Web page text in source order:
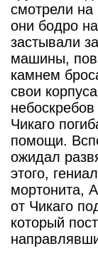
смотрели
они бодро
застывали
машины,
камнем
свои
Чикаго
помощи.
ожидал
этого,
мортонита,
от Чикаго
который